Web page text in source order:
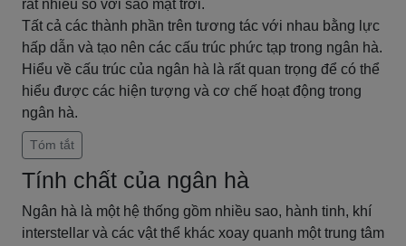
rất nhiều so với sao mặt trời.
Tất cả các thành phần trên tương tác với nhau bằng lực
hấp dẫn và tạo nên các cấu trúc phức tạp trong ngân hà.
Hiểu về cấu trúc của ngân hà là rất quan trọng để có thể
hiểu được các hiện tượng và cơ chế hoạt động trong
ngân hà.
Tóm tắt
Tính chất của ngân hà
Ngân hà là một hệ thống gồm nhiều sao, hành tinh, khí
interstellar và các vật thể khác xoay quanh một trung tâm